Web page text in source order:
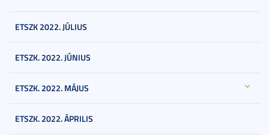
ETSZK 2022. JÚLIUS
ETSZK. 2022. JÚNIUS
ETSZK. 2022. MÁJUS
ETSZK. 2022. ÁPRILIS